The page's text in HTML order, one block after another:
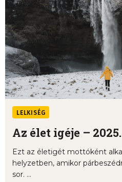
LELKISÉG
Az élet igéje –
Ezt az életigét mottóként
helyzetben, amikor
sor. ...